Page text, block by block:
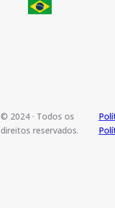
© 2024 · Todos os
direitos reservados.